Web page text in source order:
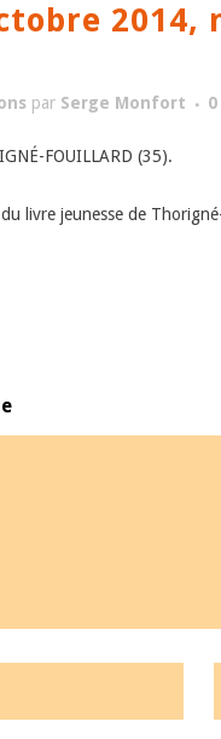
2014,
par Serge Monfort
FOUILLARD (35).
livre jeunesse de